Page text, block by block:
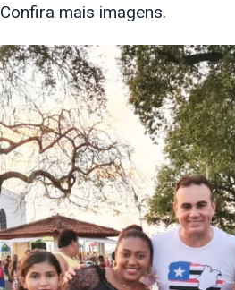
Confira mais imagens.